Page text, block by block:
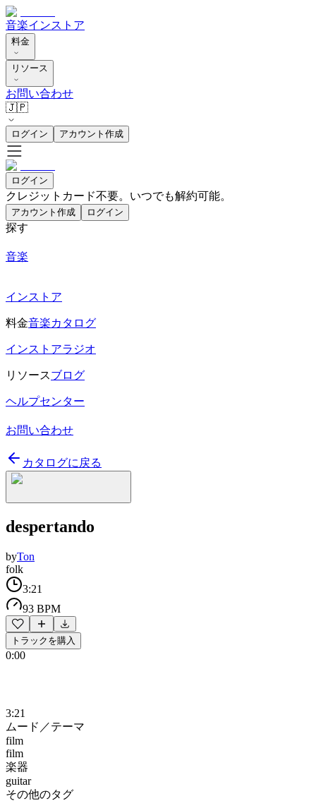
音楽インストア
料金
リソース
お問い合わせ
🇯🇵
ログイン アカウント作成
ログイン
クレジットカード不要。いつでも解約可能。
アカウント作成 ログイン
探す
音楽
インストア
料金音楽カタログ
インストアラジオ
リソースブログ
ヘルプセンター
お問い合わせ
カタログに戻る
despertando
byTon
folk
3:21
93 BPM
トラックを購入
0:00
3:21
ムード／テーマ
film
film
楽器
guitar
その他のタグ